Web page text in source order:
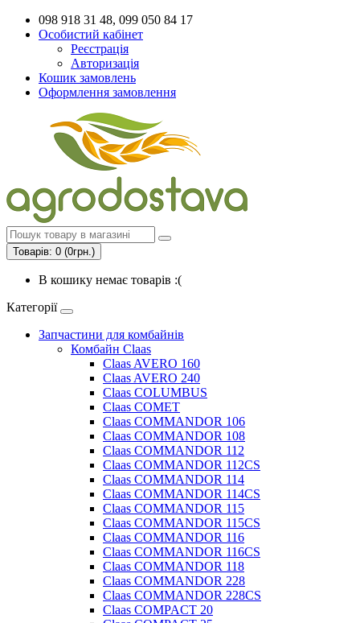
098 918 31 48, 099 050 84 17
Особистий кабінет
Реєстрація
Авторизація
Кошик замовлень
Оформлення замовлення
Товарів: 0 (0грн.)
В кошику немає товарів :(
Категорії
Запчастини для комбайнів
Комбайн Claas
Claas AVERO 160
Claas AVERO 240
Claas COLUMBUS
Claas COMET
Claas COMMANDOR 106
Claas COMMANDOR 108
Claas COMMANDOR 112
Claas COMMANDOR 112CS
Claas COMMANDOR 114
Claas COMMANDOR 114CS
Claas COMMANDOR 115
Claas COMMANDOR 115CS
Claas COMMANDOR 116
Claas COMMANDOR 116CS
Claas COMMANDOR 118
Claas COMMANDOR 228
Claas COMMANDOR 228CS
Claas COMPACT 20